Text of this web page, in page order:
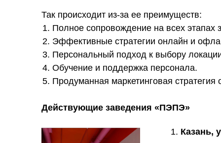
Действующие заведения «ПЭПЭ»
Казань,
Так происходит из-за ее преимуществ:
Полное сопровождение на всех этапах
Эффективные стратегии онлайн и
Персональный подход к выбору
Обучение и поддержка персонала.
Продуманная маркетинговая стратегия
охват пользова-
тельского (UGC)
контента. Отметки и
обзоры ПЭПЭ
в соц.сетях
40+ тыс.
более 5
30 000+
коллабораций